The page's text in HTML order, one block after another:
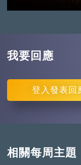
我要回應
登入 發表回
相關每周主題